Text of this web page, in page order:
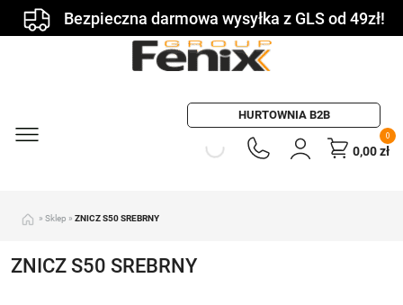
Bezpieczna darmowa wysyłka z GLS od 49zł!
HURTOWNIA B2B
0
0,00zł
» Sklep » ZNICZ S50 SREBRNY
ZNICZ S50 SREBRNY